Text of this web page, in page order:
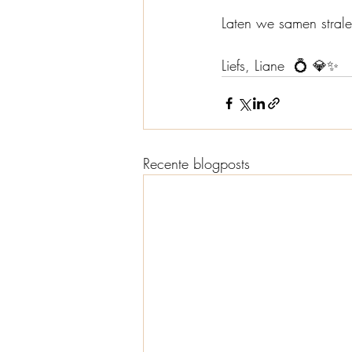
Laten we samen
Liefs, Liane  💍 💎✨
Recente blogposts